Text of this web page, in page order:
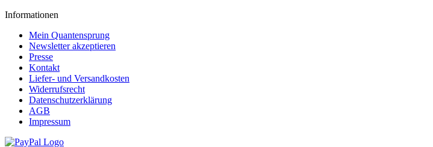
Informationen
Mein Quantensprung
Newsletter akzeptieren
Presse
Kontakt
Liefer- und Versandkosten
Widerrufsrecht
Datenschutzerklärung
AGB
Impressum